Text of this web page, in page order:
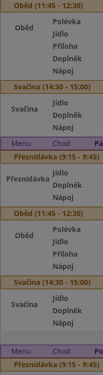
Oběd (11:45 - 12:30)
Oběd
Polévka
Jídlo
Příloha
Doplněk
Nápoj
Svačina (14:30 - 15:00)
Svačina
Jídlo
Doplněk
Nápoj
Menu
Chod
Přesnídávka (9:15 - 9:45)
Přesnídávka
Jídlo
Doplněk
Nápoj
Oběd (11:45 - 12:30)
Oběd
Polévka
Jídlo
Příloha
Nápoj
Svačina (14:30 - 15:00)
Svačina
Jídlo
Doplněk
Nápoj
Menu Chod
Přesnídávka (9:15 - 9:45)